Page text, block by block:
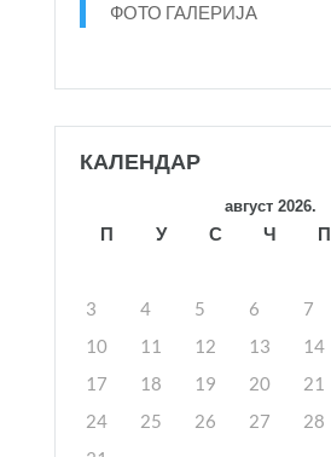
ФОТО ГАЛЕРИЈА
КАЛЕНДАР
август 2026.
П У С Ч П
3
4 5 6 7
10
11 12 13 14
17
18 19 20 21
24
25 26 27 28